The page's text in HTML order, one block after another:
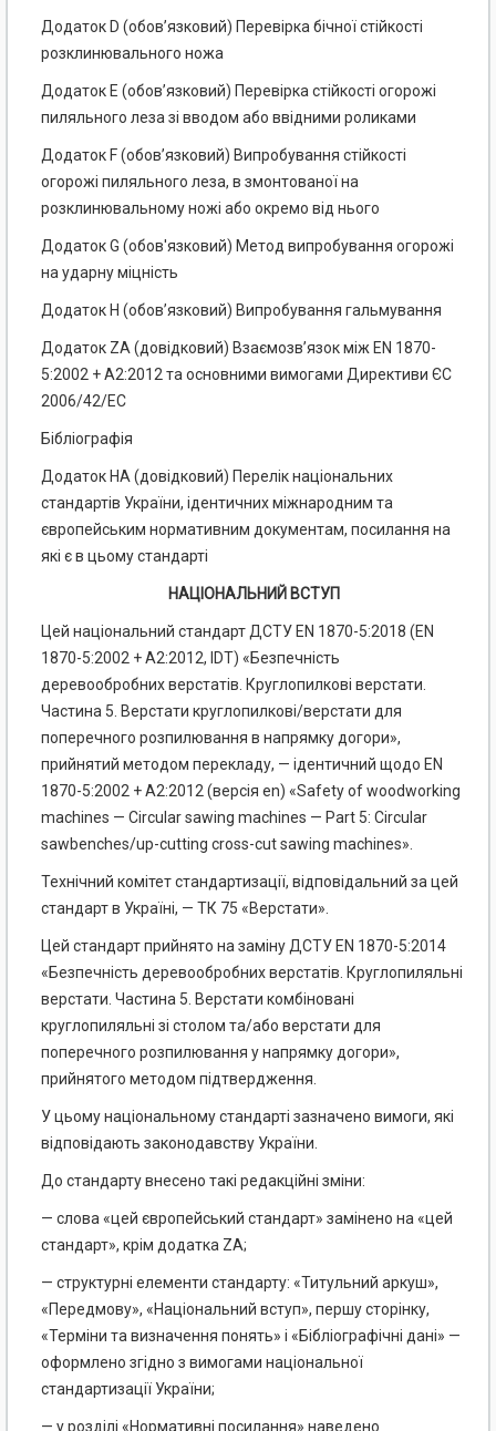
Додаток D (обов’язковий) Перевірка бічної стійкості
розклинювального ножа
Додаток Е (обов’язковий) Перевірка стійкості огорожі
пиляльного леза зі вводом або ввідними роликами
Додаток F (обов’язковий) Випробування стійкості
огорожі пиляльного леза, в змонтованої на
розклинювальному ножі або окремо від нього
Додаток G (обов'язковий) Метод випробування огорожі
на ударну міцність
Додаток Н (обов’язковий) Випробування гальмування
Додаток ZA (довідковий) Взаємозв’язок між EN 1870-
5:2002 + А2:2012 та основними вимогами Директиви ЄС
2006/42/ЕС
Бібліографія
Додаток НА (довідковий) Перелік національних
стандартів України, ідентичних міжнародним та
європейським нормативним документам, посилання на
які є в цьому стандарті
НАЦІОНАЛЬНИЙ ВСТУП
Цей національний стандарт ДСТУ EN 1870-5:2018 (EN
1870-5:2002 + А2:2012, IDT) «Безпечність
деревообробних верстатів. Круглопилкові верстати.
Частина 5. Верстати круглопилкові/верстати для
поперечного розпилювання в напрямку догори»,
прийнятий методом перекладу, — ідентичний щодо EN
1870-5:2002 + А2:2012 (версія en) «Safety of woodworking
machines — Circular sawing machines — Part 5: Circular
sawbenches/up-cutting cross-cut sawing machines».
Технічний комітет стандартизації, відповідальний за цей
стандарт в Україні, — ТК 75 «Верстати».
Цей стандарт прийнято на заміну ДСТУ EN 1870-5:2014
«Безпечність деревообробних верстатів. Круглопиляльні
верстати. Частина 5. Верстати комбіновані
круглопиляльні зі столом та/або верстати для
поперечного розпилювання у напрямку догори»,
прийнятого методом підтвердження.
У цьому національному стандарті зазначено вимоги, які
відповідають законодавству України.
До стандарту внесено такі редакційні зміни:
— слова «цей європейський стандарт» замінено на «цей
стандарт», крім додатка ZA;
— структурні елементи стандарту: «Титульний аркуш»,
«Передмову», «Національний вступ», першу сторінку,
«Терміни та визначення понять» і «Бібліографічні дані» —
оформлено згідно з вимогами національної
стандартизації України;
— у розділі «Нормативні посилання» наведено